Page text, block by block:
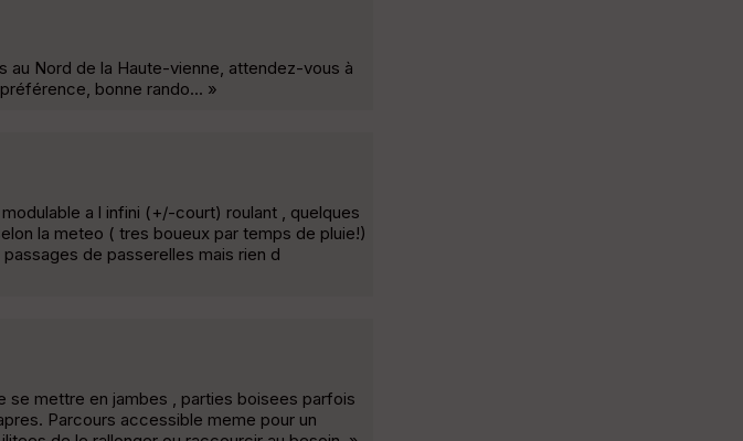
Nord de la Haute-vienne, attendez-vous à
bonne rando... »
a l infini (+/-court) roulant , quelques
la meteo ( tres boueux par temps de pluie!)
de passerelles mais rien d
se mettre en jambes , parties boisees parfois
Parcours accessible meme pour un